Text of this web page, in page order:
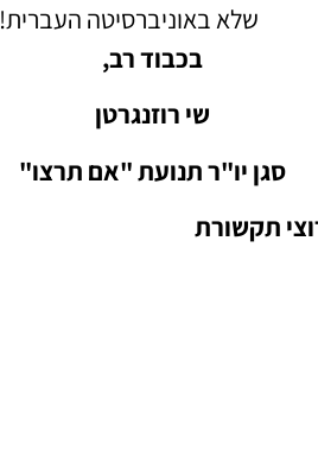
שלא באוניברסיטה העברית!
בכבוד רב,
שי רוזנגרטן
סגן יו"ר תנועת "אם תרצו"
תקשורת